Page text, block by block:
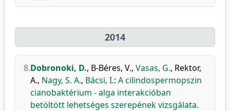
2014
8.Dobronoki, D., B-Béres, V., Vasas, G., Rektor,
A., Nagy, S. A., Bácsi, I.: A cilindospermopszin
cianobaktérium - alga interakcióban
betöltött lehetséges szerepének vizsgálata.